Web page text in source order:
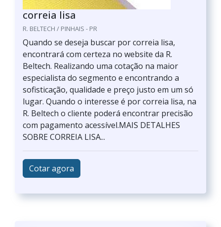
correia lisa
R. BELTECH / PINHAIS - PR
Quando se deseja buscar por correia lisa,
encontrará com certeza no website da R.
Beltech. Realizando uma cotação na maior
especialista do segmento e encontrando a
sofisticação, qualidade e preço justo em um só
lugar. Quando o interesse é por correia lisa, na
R. Beltech o cliente poderá encontrar precisão
com pagamento acessível.MAIS DETALHES
SOBRE CORREIA LISA...
Cotar agora